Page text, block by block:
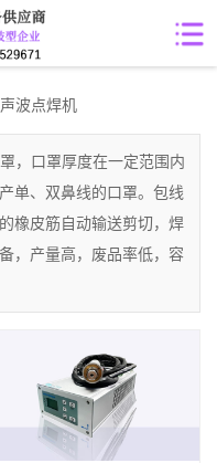
波点焊机
，口罩厚度在一定范围内
单、双鼻线的口罩。包线
橡皮筋自动输送剪切，焊
，产量高，废品率低，容